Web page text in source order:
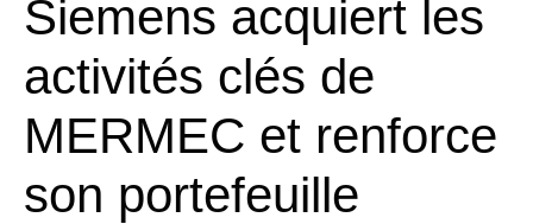
Siemens acquiert les
activités clés de
MERMEC et renforce
son portefeuille